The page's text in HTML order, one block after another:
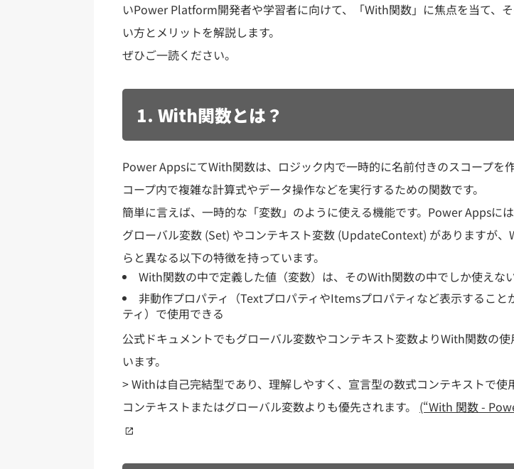
いPower Platform開発者や学習者に向けて、「With関数」に焦点を当て、
い方とメリットを解説します。
ぜひご一読ください。
1. With関数とは？
Power AppsにてWith関数は、ロジック内で一時的に名前付きのスコープを
コープ内で複雑な計算式やデータ操作などを実行するための関数です。
簡単に言えば、一時的な「変数」のように使える機能です。Power Appsに
グローバル変数 (Set) やコンテキスト変数 (UpdateContext) がありますが
らと異なる以下の特徴を持っています。
With関数の中で定義した値（変数）は、そのWith関数の中でしか使えな
非動作プロパティ（TextプロパティやItemsプロパティなど表示すること
ティ）で使用できる
公式ドキュメントでもグローバル変数やコンテキスト変数よりWith関数の使
います。
> Withは自己完結型であり、理解しやすく、宣言型の数式コンテキストで使
コンテキストまたはグローバル変数よりも優先されます。 (“With 関数 -